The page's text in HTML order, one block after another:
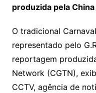
produzida pela
O tradicional
representado pelo
reportagem
Network (CGTN),
CCTV, agência de